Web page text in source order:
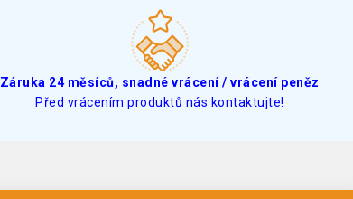
Záruka 24 měsíců, snadné vrácení / vrácení peněz
Před vrácením produktů nás kontaktujte!